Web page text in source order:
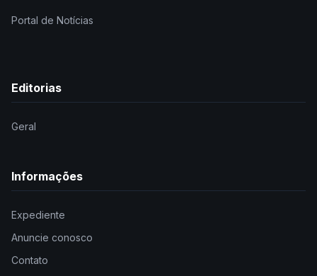
Portal de Notícias
Editorias
Geral
Informações
Expediente
Anuncie conosco
Contato